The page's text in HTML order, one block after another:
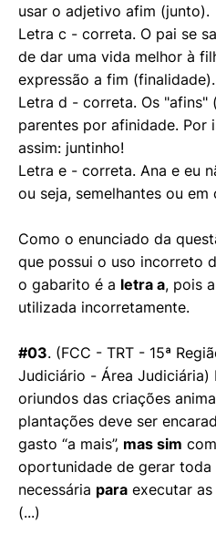
usar o adjetivo afim (junto).
Letra c - correta. O pai se
de dar uma vida melhor à
expressão a fim (finalidade).
Letra d - correta. Os "afins"
parentes por afinidade. Por
assim: juntinho!
Letra e - correta. Ana e eu
ou seja, semelhantes ou em
Como o enunciado da
que possui o uso incorreto
o gabarito é a letra a, pois
utilizada incorretamente.
#03. (FCC - TRT - 15ª
Judiciário - Área Judiciária)
oriundos das criações
plantações deve ser
gasto “a mais”, mas sim
oportunidade de gerar
necessária para executar
(...)